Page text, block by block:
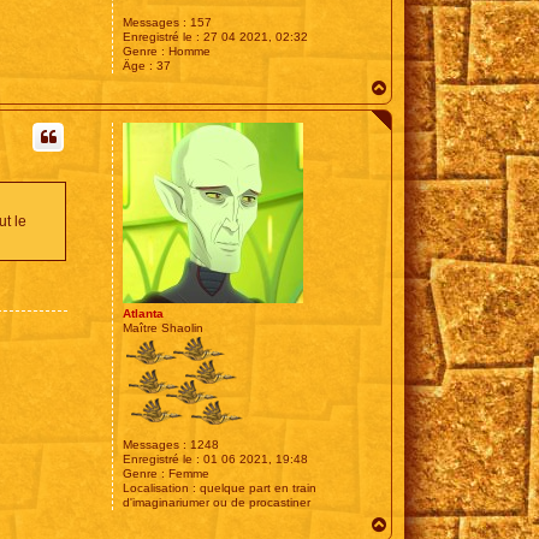
Messages : 157
Enregistré le : 27 04 2021, 02:32
Genre : Homme
Âge : 37
a
u
Atlanta
Maître Shaolin
Messages : 1248
Enregistré le : 01 06 2021, 19:48
Genre : Femme
Localisation : quelque part en train
d'imaginariumer ou de procastiner
le